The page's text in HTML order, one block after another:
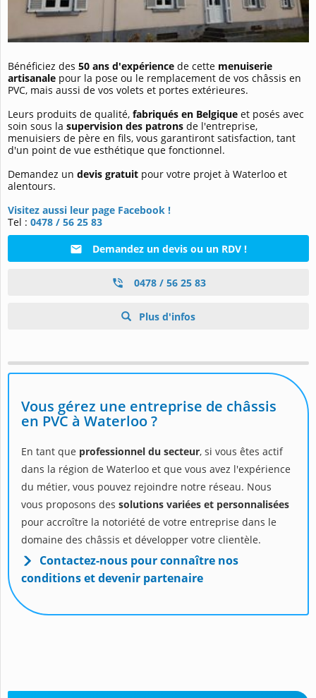
Bénéficiez des 50 ans d'expérience de cette menuiserie
artisanale pour la pose ou le remplacement de vos châssis en
PVC, mais aussi de vos volets et portes extérieures.
Leurs produits de qualité, fabriqués en Belgique et posés avec
soin sous la supervision des patrons de l'entreprise,
menuisiers de père en fils, vous garantiront satisfaction, tant
d'un point de vue esthétique que fonctionnel.
Demandez un devis gratuit pour votre projet à Waterloo et
alentours.
Visitez aussi leur page Facebook !
Tel : 0478 / 56 25 83
Demandez un devis ou un RDV !
0478 / 56 25 83
Plus d'infos
Vous gérez une entreprise de châssis
en PVC à Waterloo ?
En tant que professionnel du secteur, si vous êtes actif
dans la région de Waterloo et que vous avez l'expérience
du métier, vous pouvez rejoindre notre réseau. Nous
vous proposons des solutions variées et personnalisées
pour accroître la notoriété de votre entreprise dans le
domaine des châssis et développer votre clientèle.
Contactez-nous pour connaître nos
conditions et devenir partenaire